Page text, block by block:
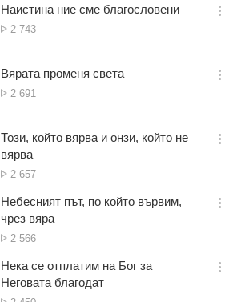
기
Наистина ние сме благословени
Брой
2 743
옵
기
Вярата променя света
Брой
2 691
옵
기
Този, който вярва и онзи, който не
вярва
Брой
2 657
옵
기
Небесният път, по който вървим,
чрез вяра
Брой
2 566
옵
기
Нека се отплатим на Бог за
Неговата благодат
옵